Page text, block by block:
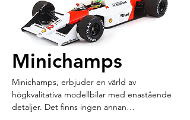
Minichamps
Minichamps, erbjuder en värld av
högkvalitativa modellbilar med enastående
detaljer. Det finns ingen annan